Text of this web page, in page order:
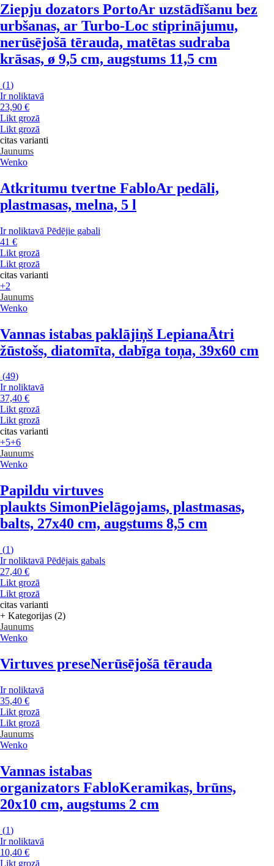
Ziepju dozators PortoAr uzstādīšanu bez
urbšanas, ar Turbo-Loc stiprinājumu,
nerūsējošā tērauda, matētas sudraba
krāsas, ø 9,5 cm, augstums 11,5 cm
(1)
Ir noliktavā
23,90 €
Likt grozā
Likt grozā
citas varianti
Jaunums
Wenko
Atkritumu tvertne FabloAr pedāli,
plastmasas, melna, 5 l
Ir noliktavā Pēdējie gabali
41 €
Likt grozā
Likt grozā
citas varianti
+2
Jaunums
Wenko
Vannas istabas paklājiņš LepianaĀtri
žūstošs, diatomīta, dabīga toņa, 39x60 cm
(49)
Ir noliktavā
37,40 €
Likt grozā
Likt grozā
citas varianti
+5+6
Jaunums
Wenko
Papildu virtuves
plaukts SimonPielāgojams, plastmasas,
balts, 27x40 cm, augstums 8,5 cm
(1)
Ir noliktavā Pēdējais gabals
27,40 €
Likt grozā
Likt grozā
citas varianti
+ Kategorijas (2)
Jaunums
Wenko
Virtuves preseNerūsējošā tērauda
Ir noliktavā
35,40 €
Likt grozā
Likt grozā
Jaunums
Wenko
Vannas istabas
organizators FabloKeramikas, brūns,
20x10 cm, augstums 2 cm
(1)
Ir noliktavā
10,40 €
Likt grozā